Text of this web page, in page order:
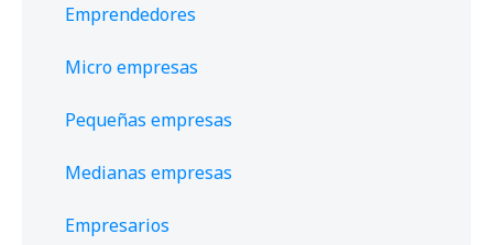
Emprendedores
Micro empresas
Pequeñas empresas
Medianas empresas
Empresarios